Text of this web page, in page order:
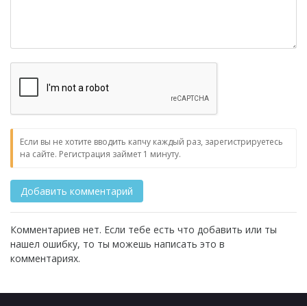
Если вы не хотите вводить капчу каждый раз, зарегистрируетесь
на сайте. Регистрация займет 1 минуту.
Комментариев нет. Если тебе есть что добавить или ты
нашел ошибку, то ты можешь написать это в
комментариях.